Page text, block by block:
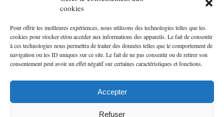
cookies
Pour offrir les meilleures expériences, nous utilisons des technologies telles que les
cookies pour stocker et/ou accéder aux informations des appareils. Le fait de consentir
à ces technologies nous permettra de traiter des données telles que le comportement de
navigation ou les ID uniques sur ce site. Le fait de ne pas consentir ou de retirer son
consentement peut avoir un effet négatif sur certaines caractéristiques et fonctions.
Accepter
Refuser